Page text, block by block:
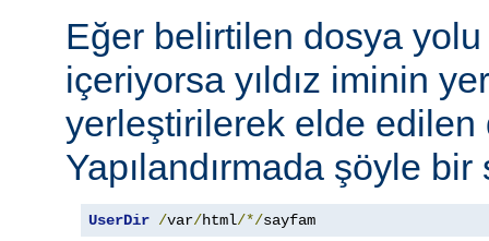
Eğer belirtilen dosya yolu
içeriyorsa yıldız iminin
yerleştirilerek elde edilen
Yapılandırmada şöyle bir
UserDir /var/html/*/sayfam